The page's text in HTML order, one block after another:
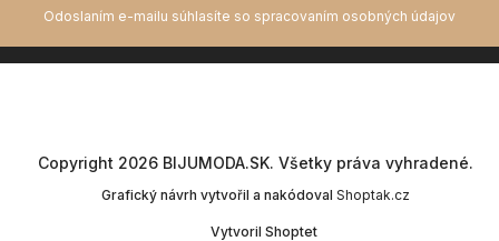
Vytvoril Shoptet
Copyright 2026 BIJUMODA.SK. Všetky práva vyhradené.
Grafický návrh vytvořil a nakódoval Shoptak.cz